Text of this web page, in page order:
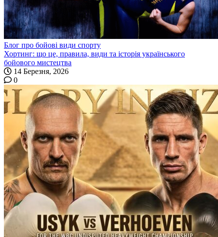
Блог про бойові види спорту
Хортинг: що це, правила, види та історія українського
бойового мистецтва
14 Березня, 2026
0